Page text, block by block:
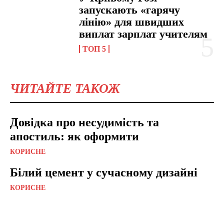
запускають «гарячу
лінію» для швидших
виплат зарплат учителям
ТОП 5
ЧИТАЙТЕ ТАКОЖ
Довідка про несудимість та
апостиль: як оформити
КОРИСНЕ
Білий цемент у сучасному дизайні
КОРИСНЕ